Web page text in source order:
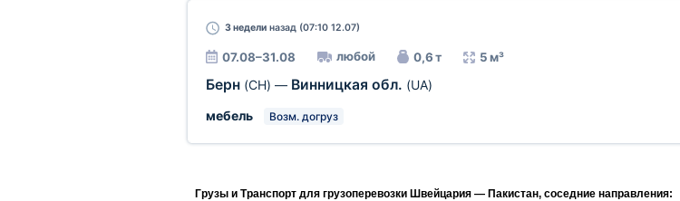
3 неделиназад (07:10 12.07)
07.08–31.08 любой 0,6 т 5 м³
Берн (CH) — Винницкая обл. (UA)
мебель
Возм. догруз
Грузы и Транспорт для грузоперевозки Швейцария — Пакистан, соседние направления: